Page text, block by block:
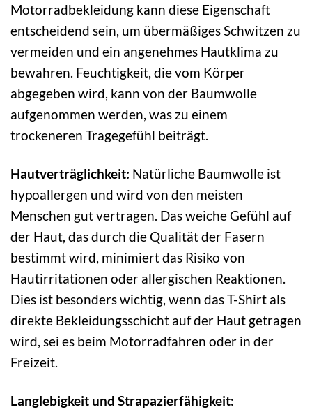
Motorradbekleidung kann diese Eigenschaft
entscheidend sein, um übermäßiges Schwitzen zu
vermeiden und ein angenehmes Hautklima zu
bewahren. Feuchtigkeit, die vom Körper
abgegeben wird, kann von der Baumwolle
aufgenommen werden, was zu einem
trockeneren Tragegefühl beiträgt.
Hautverträglichkeit: Natürliche Baumwolle ist
hypoallergen und wird von den meisten
Menschen gut vertragen. Das weiche Gefühl auf
der Haut, das durch die Qualität der Fasern
bestimmt wird, minimiert das Risiko von
Hautirritationen oder allergischen Reaktionen.
Dies ist besonders wichtig, wenn das T-Shirt als
direkte Bekleidungsschicht auf der Haut getragen
wird, sei es beim Motorradfahren oder in der
Freizeit.
Langlebigkeit und Strapazierfähigkeit: